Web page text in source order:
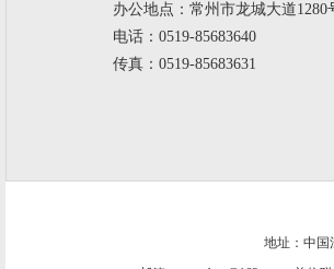
办公地点：常州市龙城大道
电话：0519-85683640
传真：0519-85683631
地址：中国